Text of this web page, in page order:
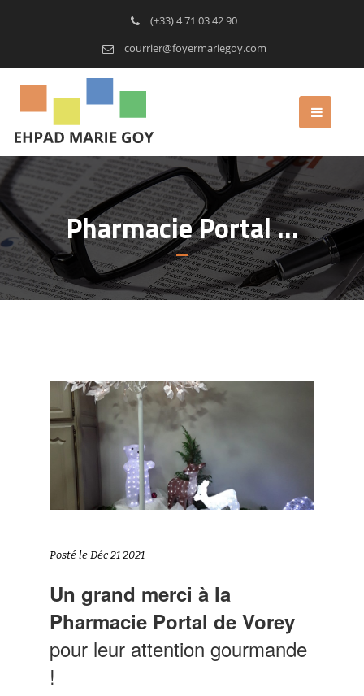
(+33) 4 71 03 42 90
courrier@foyermariegoy.com
Pharmacie Portal …
Posté le Déc 21 2021
Un grand merci à la
Pharmacie Portal de Vorey
pour leur attention gourmande
!